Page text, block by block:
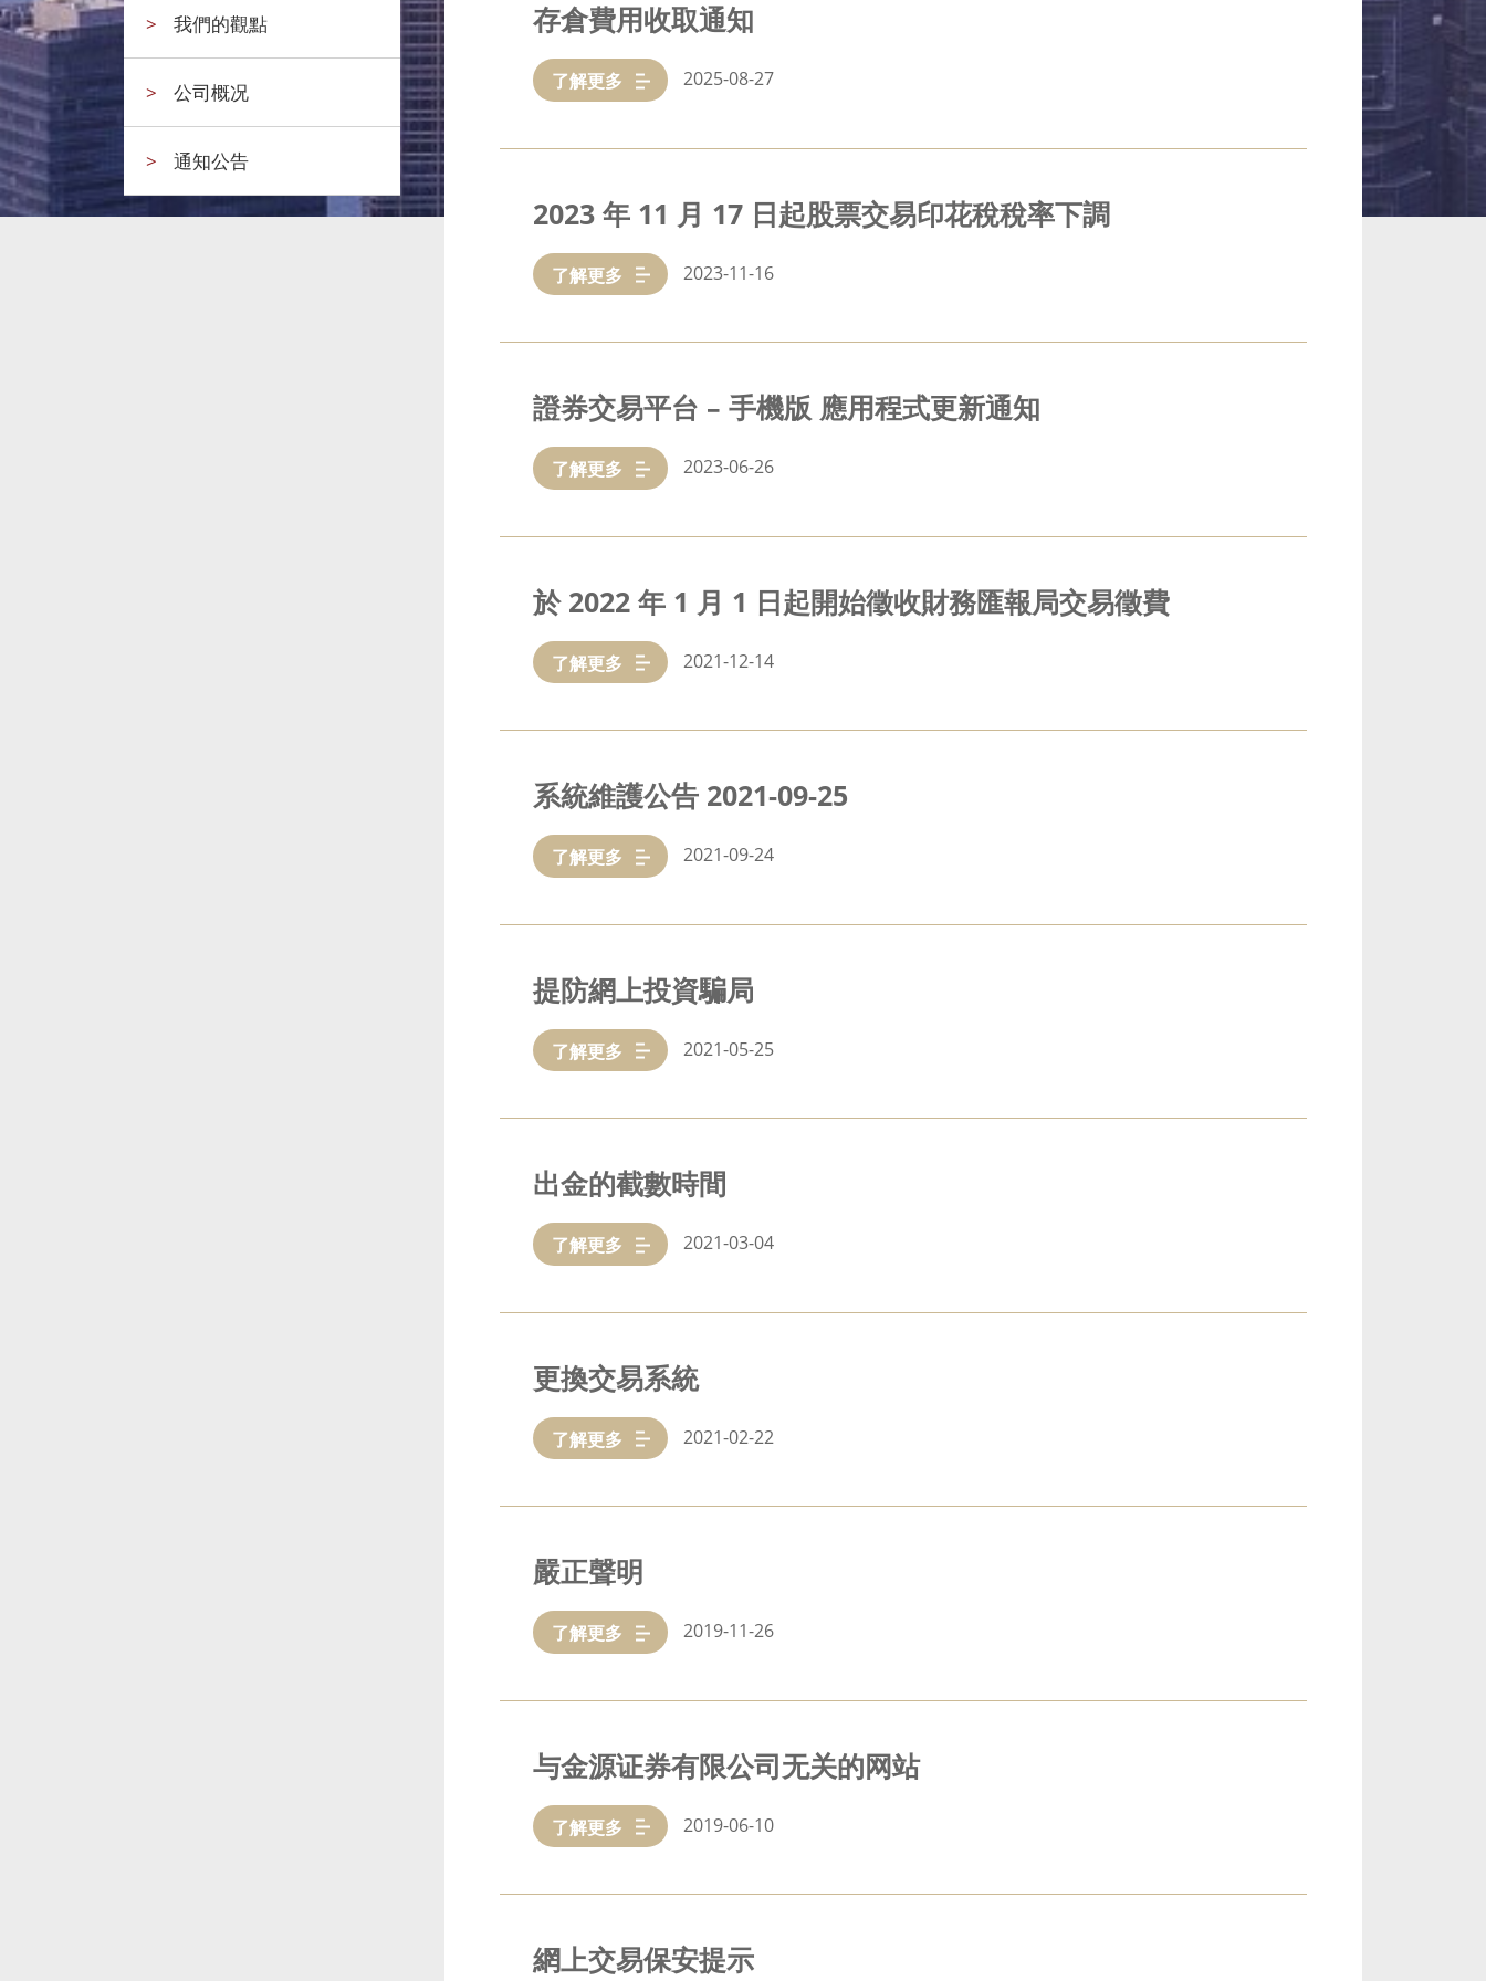
> 我們的觀點
> 公司概况
> 通知公告
存倉費用收取通知
了解更多 2025-08-27
2023 年 11 月 17 日起股票交易印花稅稅率下調
了解更多 2023-11-16
證券交易平台 – 手機版 應用程式更新通知
了解更多 2023-06-26
於 2022 年 1 月 1 日起開始徵收財務匯報局交易徵費
了解更多 2021-12-14
系統維護公告 2021-09-25
了解更多 2021-09-24
提防網上投資騙局
了解更多 2021-05-25
出金的截數時間
了解更多 2021-03-04
更換交易系統
了解更多 2021-02-22
嚴正聲明
了解更多 2019-11-26
与金源证券有限公司无关的网站
了解更多 2019-06-10
網上交易保安提示